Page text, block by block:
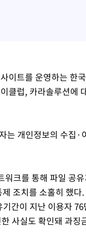
이트를 운영하는 한
클럽, 카라솔루션에
는 개인정보의 수집·
크를 통해 파일 공
조치를 소홀히 했다
간이 지난 이용자
사실도 확인돼 과징